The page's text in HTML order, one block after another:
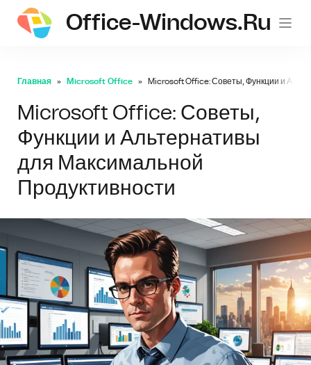
Office-Windows.ru
Главная Microsoft Office Microsoft Office: Советы, Функции и
Microsoft Office: Советы,
Функции и Альтернативы
для Максимальной
Продуктивности